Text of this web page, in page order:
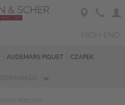
AUDEMARS PIGUET CZAPEK